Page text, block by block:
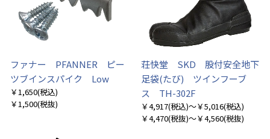
ファナー PFANNER ピー
ツブインスパイク Low
￥1,650(税込)
￥1,500(税抜)
荘快堂 SKD 股付安全地下
足袋(たび) ツインフーブ
ス TH-302F
￥4,917(税込)～￥5,016(税込)
￥4,470(税抜)～￥4,560(税抜)